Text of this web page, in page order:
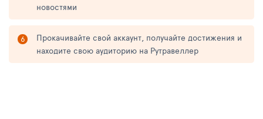
новостями
Прокачивайте свой аккаунт, получайте достижения и
находите свою аудиторию на Рутравеллер